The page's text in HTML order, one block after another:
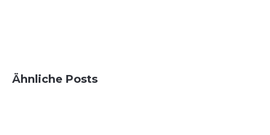
Ähnliche Posts